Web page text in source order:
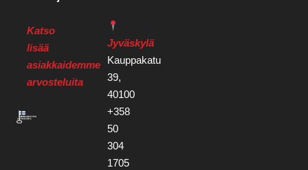
Katso
lisää
asiakkaidemme
arvosteluita
Jyväskylä
Kauppakatu
39,
40100
+358
50
304
1705